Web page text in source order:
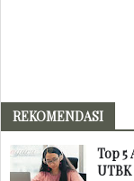
REKOMENDASI
Top 5